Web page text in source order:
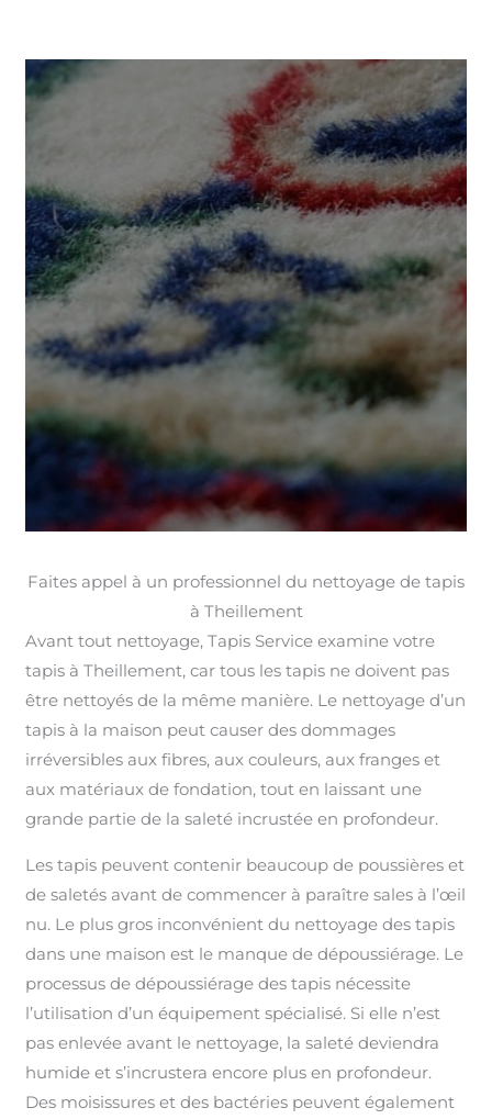
Faites appel à un professionnel du nettoyage de tapis
à Theillement
Avant tout nettoyage, Tapis Service examine votre
tapis à Theillement, car tous les tapis ne doivent pas
être nettoyés de la même manière. Le nettoyage d’un
tapis à la maison peut causer des dommages
irréversibles aux fibres, aux couleurs, aux franges et
aux matériaux de fondation, tout en laissant une
grande partie de la saleté incrustée en profondeur.
Les tapis peuvent contenir beaucoup de poussières et
de saletés avant de commencer à paraître sales à l’œil
nu. Le plus gros inconvénient du nettoyage des tapis
dans une maison est le manque de dépoussiérage. Le
processus de dépoussiérage des tapis nécessite
l’utilisation d’un équipement spécialisé. Si elle n’est
pas enlevée avant le nettoyage, la saleté deviendra
humide et s’incrustera encore plus en profondeur.
Des moisissures et des bactéries peuvent également